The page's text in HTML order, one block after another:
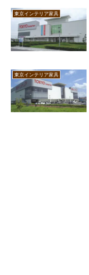
東京インテリア家具
東京インテリア家具